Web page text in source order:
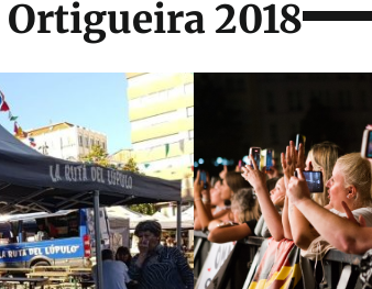
2018